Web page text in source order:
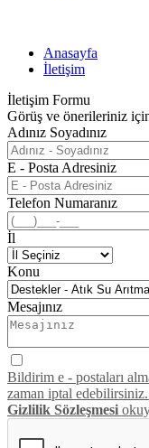
Anasayfa
İletişim
İletişim Formu
Görüş ve önerileriniz
Adınız Soyadınız
E - Posta Adresiniz
Telefon Numaranız
İl
Konu
Mesajınız
Bildirim e - postaları
zaman iptal
Gizlilik Sözleşmesi